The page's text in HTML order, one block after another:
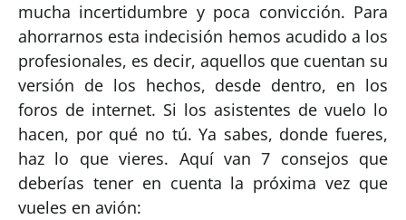
mucha incertidumbre y poca convicción. Para
ahorrarnos esta indecisión hemos acudido a los
profesionales, es decir, aquellos que cuentan su
versión de los hechos, desde dentro, en los
foros de internet. Si los asistentes de vuelo lo
hacen, por qué no tú. Ya sabes, donde fueres,
haz lo que vieres. Aquí van 7 consejos que
deberías tener en cuenta la próxima vez que
vueles en avión: